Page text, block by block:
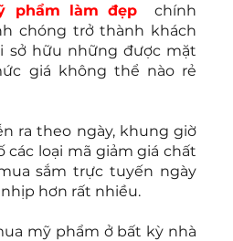
phẩm làm đẹp
chính
chóng trở thành khách
sở hữu những được mặt
giá không thể nào rẻ
ra theo ngày, khung giờ
các loại mã giảm giá chất
sắm trực tuyến ngày
hơn rất nhiều.
mỹ phẩm ở bất kỳ nhà